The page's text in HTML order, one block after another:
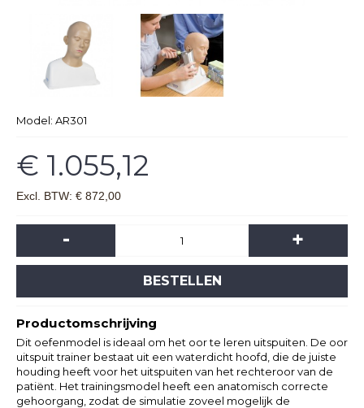
Model: AR301
€ 1.055,12
Excl. BTW: € 872,00
- +
BESTELLEN
Productomschrijving
Dit oefenmodel is ideaal om het oor te leren uitspuiten. De oor
uitspuit trainer bestaat uit een waterdicht hoofd, die de juiste
houding heeft voor het uitspuiten van het rechteroor van de
patiënt. Het trainingsmodel heeft een anatomisch correcte
gehoorgang, zodat de simulatie zoveel mogelijk de